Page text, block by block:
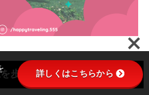
歩む方法！詳しくはこちらから